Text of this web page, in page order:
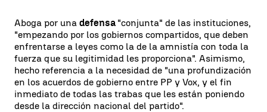
Aboga por una defensa "conjunta" de las instituciones,
"empezando por los gobiernos compartidos, que deben
enfrentarse a leyes como la de la amnistía con toda la
fuerza que su legitimidad les proporciona". Asimismo,
hecho referencia a la necesidad de "una profundización
en los acuerdos de gobierno entre PP y Vox, y el fin
inmediato de todas las trabas que les están poniendo
desde la dirección nacional del partido".